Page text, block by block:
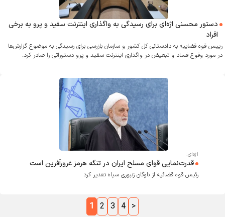
دستور محسنی اژه‌ای برای رسیدگی به واگذاری اینترنت سفید و پرو به برخی
افراد
رییس قوه قضاییه به دادستانی کل کشور و سازمان بازرسی برای رسیدگی به موضوع گزارش‌ها
در مورد وقوع فساد و تبعیض در واگذاری اینترنت سفید و پرو دستوراتی را صادر کرد.
اژه‌ای:
قدرت‌نمایی قوای مسلح ایران در تنگه هرمز غرور‌آفرین است
رئیس قوه قضائیه از ناوگان زنبوری سپاه تقدیر کرد
1 2 3 4 >